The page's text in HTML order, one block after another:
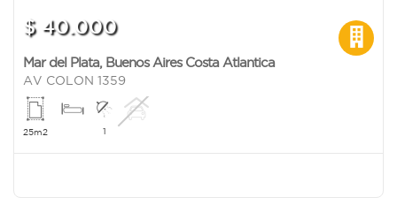
$ 40.000
Mar del Plata, Buenos Aires Costa Atlantica
AV COLON 1359
25m2 1